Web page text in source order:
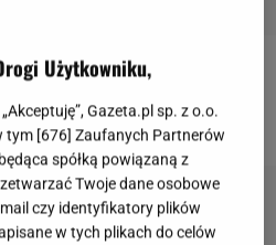
znajdziesz na stronie
Użytkowniku,
Gazeta.pl sp. z o.o.
tym [676] Zaufanych Partnerów
spółką powiązaną z
Twoje dane osobowe
czy identyfikatory plików
w tych plikach do celów